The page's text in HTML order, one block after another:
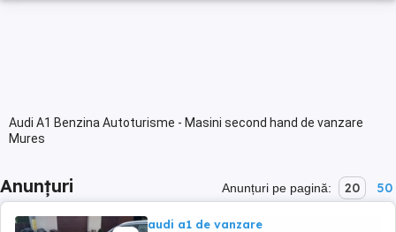
Audi A1 Benzina Autoturisme - Masini second hand de vanzare
Mures
Anunțuri Anunțuri pe pagină: 20 50
audi a1 de vanzare